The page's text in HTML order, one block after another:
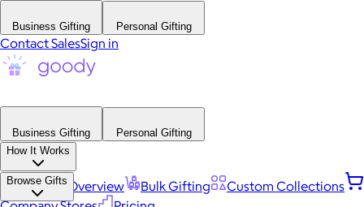
Business Gifting Personal Gifting
Contact SalesSign in
Business Gifting
Personal Gifting
How It Works
Platform Overview Bulk Gifting
Custom Collections
Browse Gifts